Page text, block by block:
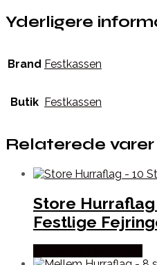
Yderligere
Brand Festkassen
Butik Festkassen
Relaterede varer
Store
Festlige